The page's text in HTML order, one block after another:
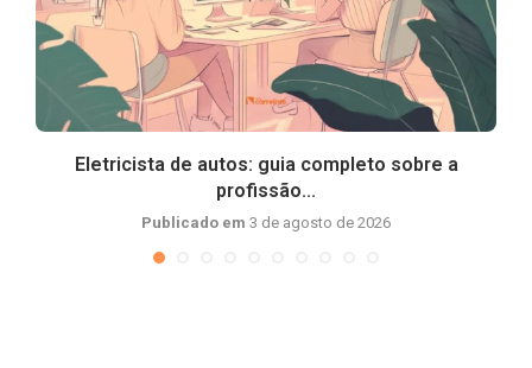
Eletricista de autos: guia completo sobre a
profissão...
Publicado em 3 de agosto de 2026